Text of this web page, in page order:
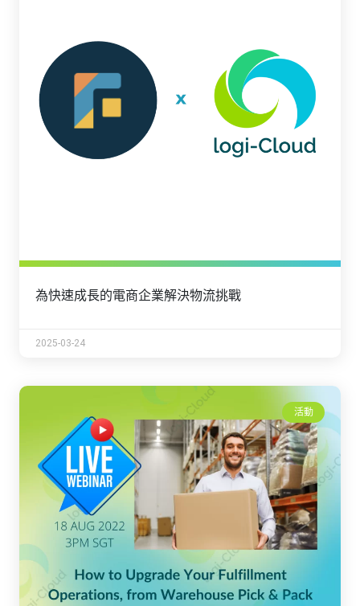
為快速成長的電商企業解決物流挑戰
2025-03-24
活動